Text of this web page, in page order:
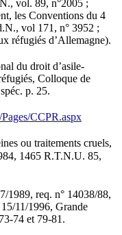
vol. 89, n°2005 ;
les Conventions du 4
vol 171, n° 3952 ;
réfugiés d’Allemagne).
du droit d’asile-
Colloque de
p. 25.
CCPR.aspx
ou traitements cruels,
1465 R.T.N.U. 85,
1989, req. n° 14038/88,
11/1996, Grande
74 et 79-81.